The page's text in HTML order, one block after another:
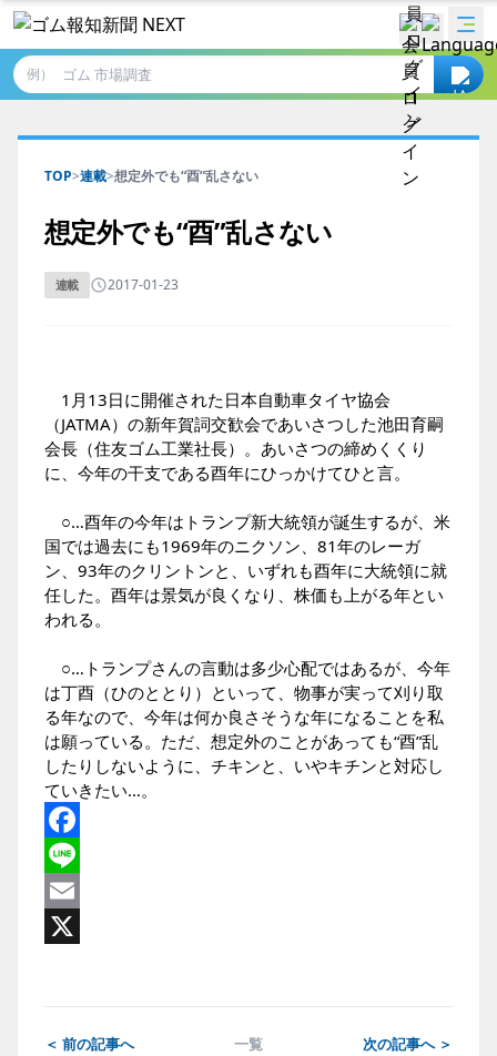
例）
TOP>連載>想定外でも“酉”乱さない
想定外でも“酉”乱さない
連載 2017-01-23
1月13日に開催された日本自動車タイヤ協会
（JATMA）の新年賀詞交歓会であいさつした池田育嗣
会長（住友ゴム工業社長）。あいさつの締めくくり
に、今年の干支である酉年にひっかけてひと言。
○…酉年の今年はトランプ新大統領が誕生するが、米
国では過去にも1969年のニクソン、81年のレーガ
ン、93年のクリントンと、いずれも酉年に大統領に就
任した。酉年は景気が良くなり、株価も上がる年とい
われる。
○…トランプさんの言動は多少心配ではあるが、今年
は丁酉（ひのととり）といって、物事が実って刈り取
る年なので、今年は何か良さそうな年になることを私
は願っている。ただ、想定外のことがあっても“酉”乱
したりしないように、チキンと、いやキチンと対応し
ていきたい…。
Facebook
Line
Email
＜ 前の記事へ 一覧 次の記事へ ＞